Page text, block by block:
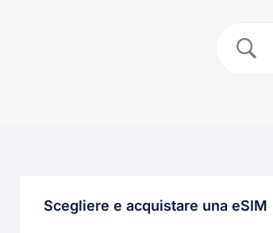
Scegliere e acquistare una eSIM